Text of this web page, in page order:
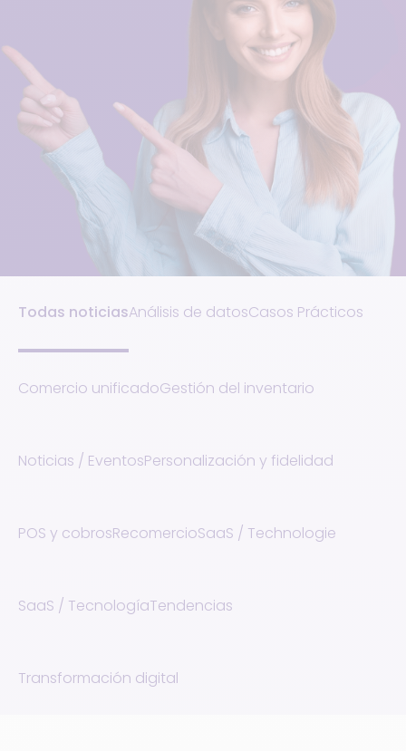
Todas noticiasAnálisis de datosCasos Prácticos
Comercio unificadoGestión del inventario
Noticias / EventosPersonalización y fidelidad
POS y cobrosRecomercioSaaS / Technologie
SaaS / TecnologíaTendencias
Transformación digital